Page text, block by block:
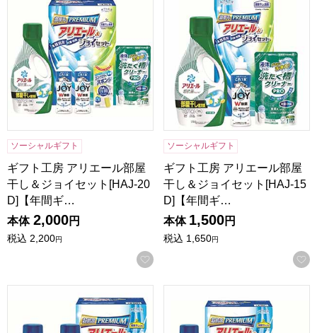
ソーシャルギフト
ギフト工房 アリエール部屋
干し＆ジョイセット[HAJ-20
D]【年間ギ…
本体 2,000円
税込 2,200円
お気に入りに登録する
ソーシャルギフト
ギフト工房 アリエール部屋
干し＆ジョイセット[HAJ-15
D]【年間ギ…
本体 1,500円
税込 1,650円